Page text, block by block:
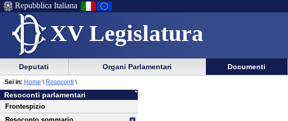
XV Legislatura
Menu
di
ausilio
alla
navigazione
Menu
di
navigazione
principale
Repubblica Italiana
Menu
di
navigazione
principale
menu
di
sezione
Deputati Organi Parlamentari Documenti
Vai
al
contenuto
Resoconti parlamentari
Frontespizio
Sei in: Home \ Resoconti \